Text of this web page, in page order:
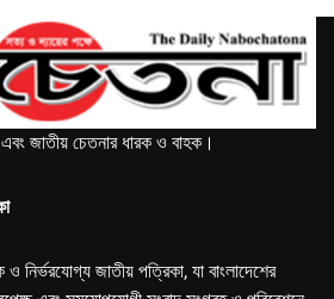
জাতীয় চেতনার ধারক ও বাহক।
নির্ভরযোগ্য জাতীয় পত্রিকা, যা বাংলাদেশের